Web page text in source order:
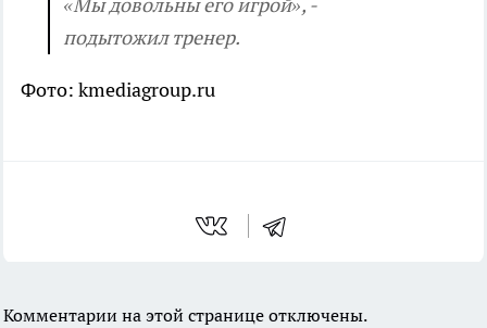
«Мы довольны его игрой», -
подытожил тренер.
Фото: kmediagroup.ru
Комментарии на этой странице отключены.